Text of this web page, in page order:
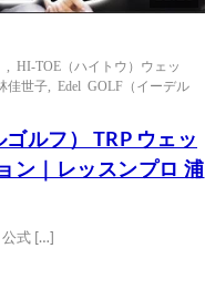
HI-TOE（ハイトウ）ウェッ
佳世子
Edel GOLF（イーデル
ルフ） TRP ウェッ
ン｜レッスンプロ 浦
式 […]